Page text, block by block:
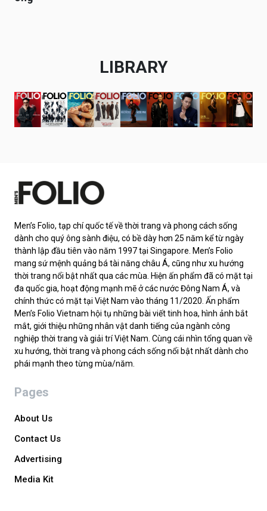
LIBRARY
Men’s Folio, tạp chí quốc tế về thời trang và phong cách sống
dành cho quý ông sành điệu, có bề dày hơn 25 năm kể từ ngày
thành lập đầu tiên vào năm 1997 tại Singapore. Men’s Folio
mang sứ mệnh quảng bá tài năng châu Á, cũng như xu hướng
thời trang nổi bật nhất qua các mùa. Hiện ấn phẩm đã có mặt tại
đa quốc gia, hoạt động mạnh mẽ ở các nước Đông Nam Á, và
chính thức có mặt tại Việt Nam vào tháng 11/2020. Ấn phẩm
Men’s Folio Vietnam hội tụ những bài viết tinh hoa, hình ảnh bắt
mắt, giới thiệu những nhân vật danh tiếng của ngành công
nghiệp thời trang và giải trí Việt Nam. Cùng cái nhìn tổng quan về
xu hướng, thời trang và phong cách sống nổi bật nhất dành cho
phái mạnh theo từng mùa/năm.
Pages
About Us
Contact Us
Advertising
Media Kit